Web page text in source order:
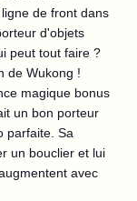
de front dans
d'objets
peut tout faire ?
de Wukong !
magique bonus
un bon porteur
parfaite. Sa
un bouclier et lui
avec